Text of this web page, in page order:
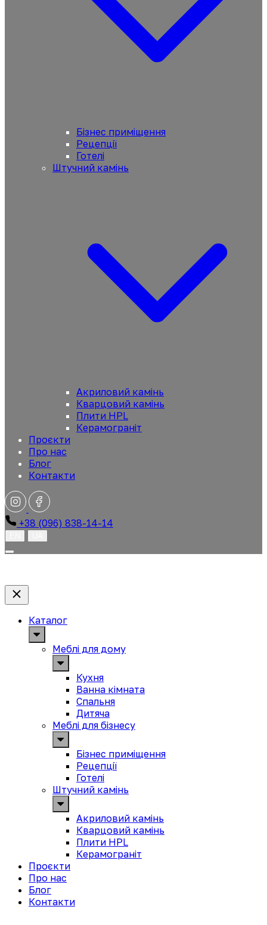
Бізнес приміщення
Рецепції
Готелі
Штучний камінь
Акриловий камінь
Кварцовий камінь
Плити HPL
Керамограніт
Проєкти
Про нас
Блог
Контакти
+38 (096) 838-14-14
Каталог
Меблі для дому
Кухня
Ванна кімната
Спальня
Дитяча
Меблі для бізнесу
Бізнес приміщення
Рецепції
Готелі
Штучний камінь
Акриловий камінь
Кварцовий камінь
Плити HPL
Керамограніт
Проєкти
Про нас
Блог
Контакти